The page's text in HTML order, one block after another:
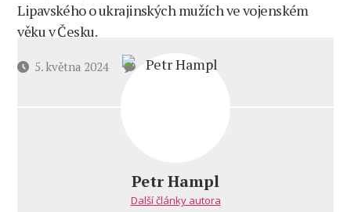
Lipavského o ukrajinských mužích ve vojenském
věku v Česku.
Datum5. května 2024 12 komentářůu
peníze
a vydala
Petr Hampl
Další články autora